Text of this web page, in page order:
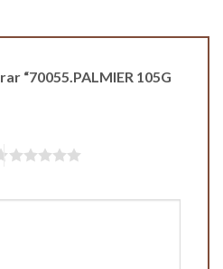
“70055.PALMIER 105G